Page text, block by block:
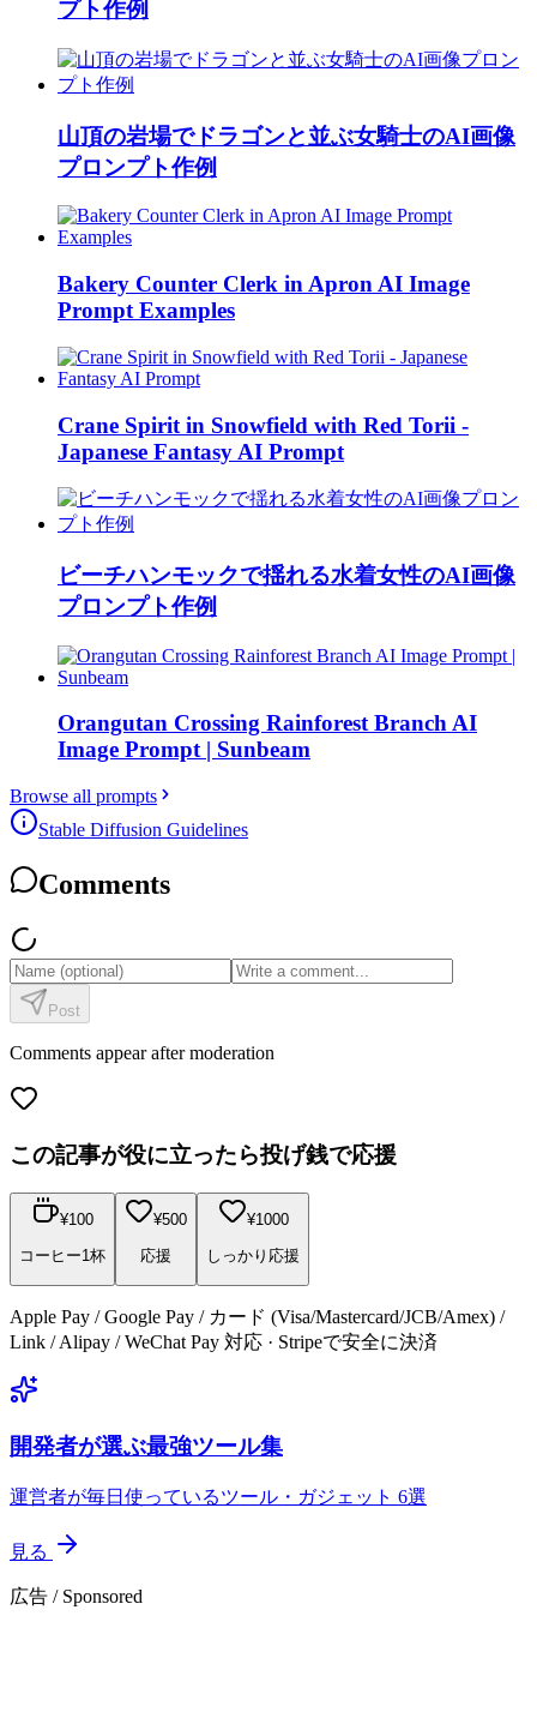
プト作例
山頂の岩場でドラゴンと並ぶ女騎士のAI画像
プロンプト作例
Bakery Counter Clerk in Apron AI Image
Prompt Examples
Crane Spirit in Snowfield with Red Torii -
Japanese Fantasy AI Prompt
ビーチハンモックで揺れる水着女性のAI画像
プロンプト作例
Orangutan Crossing Rainforest Branch AI
Image Prompt | Sunbeam
Browse all prompts
Stable Diffusion Guidelines
Comments
Post
Comments appear after moderation
この記事が役に立ったら投げ銭で応援
¥100
コーヒー1杯
¥500
応援
¥1000
しっかり応援
Apple Pay / Google Pay / カード (Visa/Mastercard/JCB/Amex) /
Link / Alipay / WeChat Pay 対応 · Stripeで安全に決済
開発者が選ぶ最強ツール集
運営者が毎日使っているツール・ガジェット 6選
見る
広告 / Sponsored